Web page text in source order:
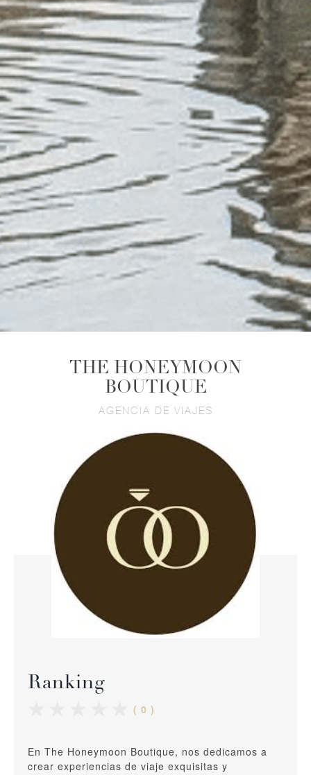
THE HONEYMOON
BOUTIQUE
AGENCIA DE VIAJES
Ranking
( 0 )
En The Honeymoon Boutique, nos dedicamos a
crear experiencias de viaje exquisitas y